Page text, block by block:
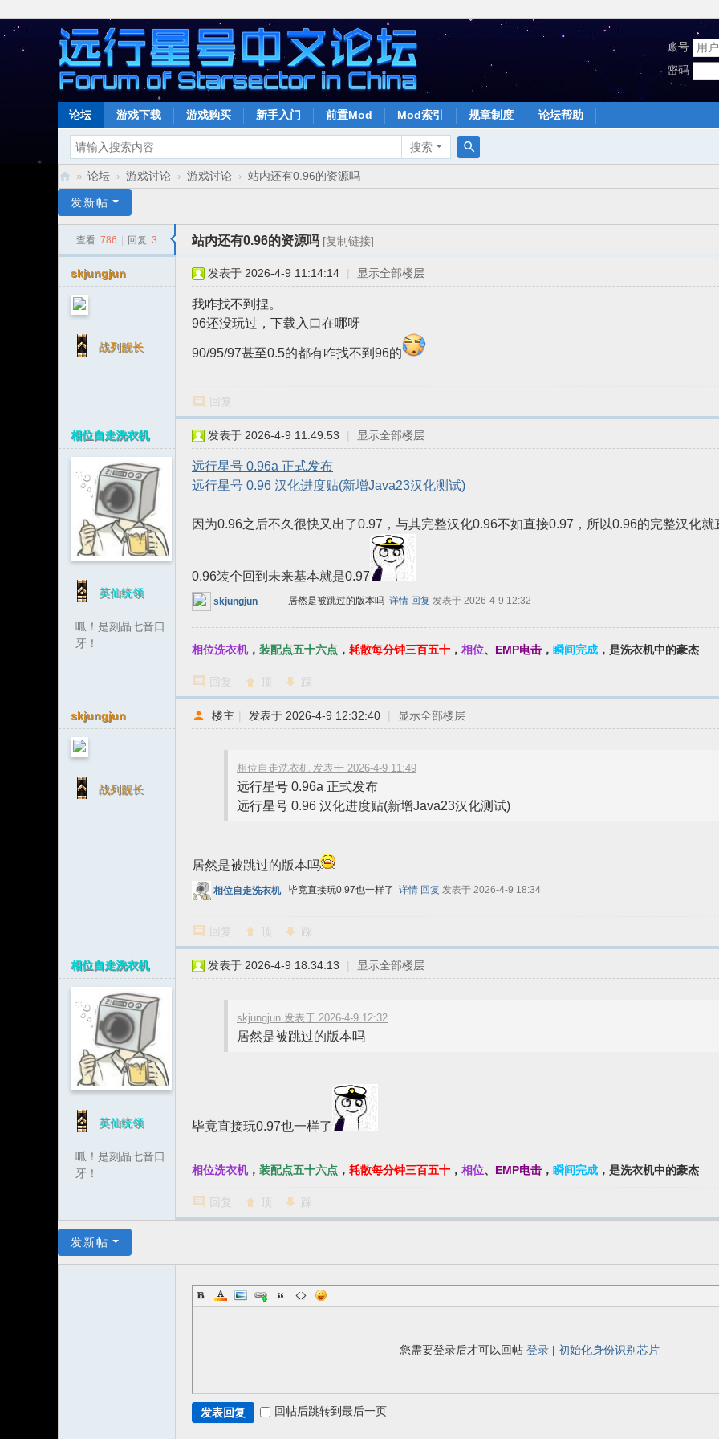
账号
密码
论坛 游戏下载 游戏购买 新手入门 前置Mod Mod索引 规章制度 论坛帮助
搜索
搜
索
行
中
文
» 论坛 › 游戏讨论 › 游戏讨论 › 站内还有0.96的资源吗
发新帖
查看: 786 | 回复: 3 站内还有0.96的资源吗 [复制链接]
skjungjun
战列舰长
发表于 2026-4-9 11:14:14 | 显示全部楼层
我咋找不到捏。
96还没玩过，下载入口在哪呀
90/95/97甚至0.5的都有咋找不到96的
回复
相位自走洗衣机
英仙统领
呱！是刻晶七音口
牙！
发表于 2026-4-9 11:49:53 | 显示全部楼层
远行星号 0.96a 正式发布
远行星号 0.96 汉化进度贴(新增Java23汉化测试)
因为0.96之后不久很快又出了0.97，与其完整汉化0.96不如直接0.97，所以0.96的完整汉化
0.96装个回到未来基本就是0.97
skjungjun 居然是被跳过的版本吗 详情 回复 发表于 2026-4-9 12:32
相位洗衣机， 装配点五十六点 ， 耗散每分钟三百五十 ， 相位、 EMP电击 ， 瞬间完成 ，是洗衣机中的豪杰
回复 踩
skjungjun
战列舰长
楼主 | 发表于 2026-4-9 12:32:40 | 显示全部楼层
相位自走洗衣机 发表于 2026-4-9 11:49
远行星号 0.96a 正式发布
远行星号 0.96 汉化进度贴(新增Java23汉化测试)
居然是被跳过的版本吗
相位自走洗衣机 毕竟直接玩0.97也一样了 详情 回复 发表于 2026-4-9 18:34
回复 踩
相位自走洗衣机
英仙统领
呱！是刻晶七音口
牙！
发表于 2026-4-9 18:34:13 | 显示全部楼层
skjungjun 发表于 2026-4-9 12:32
居然是被跳过的版本吗
毕竟直接玩0.97也一样了
相位洗衣机， 装配点五十六点 ， 耗散每分钟三百五十 ， 相位、 EMP电击 ， 瞬间完成 ，是洗衣机中的豪杰
回复 踩
发新帖
您需要登录后才可以回帖 登录 | 初始化身份识别芯片
发表回复 回帖后跳转到最后一页